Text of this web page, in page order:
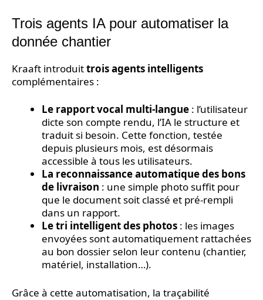
Trois agents IA pour automatiser la
donnée chantier
Kraaft introduittrois agents intelligents
complémentaires :
Le rapport vocal multi-langue : l’utilisateur
dicte son compte rendu, l’IA le structure et
traduit si besoin. Cette fonction, testée
depuis plusieurs mois, est désormais
accessible à tous les utilisateurs.
La reconnaissance automatique des bons
de livraison : une simple photo suffit pour
que le document soit classé et pré-rempli
dans un rapport.
Le tri intelligent des photos : les images
envoyées sont automatiquement rattachées
au bon dossier selon leur contenu (chantier,
matériel, installation…).
Grâce à cette automatisation, la traçabilité